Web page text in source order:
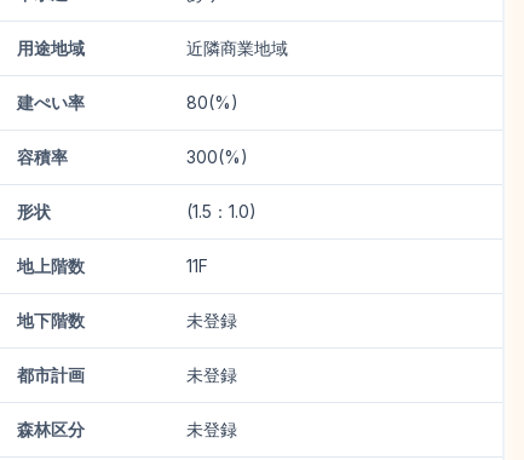
用途地域 近隣商業地域
建ぺい率 80(%)
容積率 300(%)
形状 (1.5：1.0)
地上階数 11F
地下階数 未登録
都市計画 未登録
森林区分 未登録